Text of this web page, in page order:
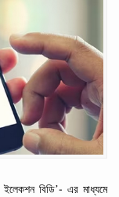
ইলেকশন বিডি’- এর মাধ্যমে